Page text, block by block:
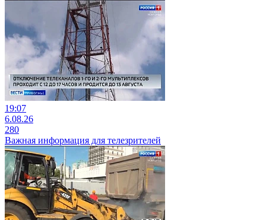
19:07
6.08.26
280
Важная информация для телезрителей